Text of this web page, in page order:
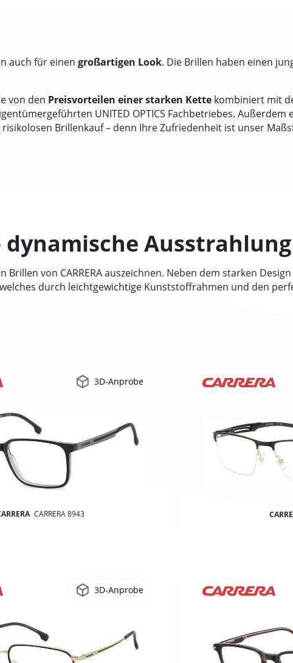
auch für einen großartigen Look. Die Brillen haben einen
von den Preisvorteilen einer starken Kettekombiniert mit
UNITED OPTICS Fachbetriebes. Außerdem
risikolosen Brillenkauf – denn Ihre Zufriedenheit ist unser
dynamische Ausstrahlung
von CARRERA auszeichnen. Neben dem starken
durch leichtgewichtige Kunststoffrahmen und den
CARRERA 8943
3D-Anprobe
3D-Anprobe